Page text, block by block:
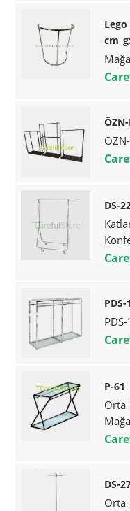
cm
DS-
PDS-
P-61
Orta
DS-
Orta